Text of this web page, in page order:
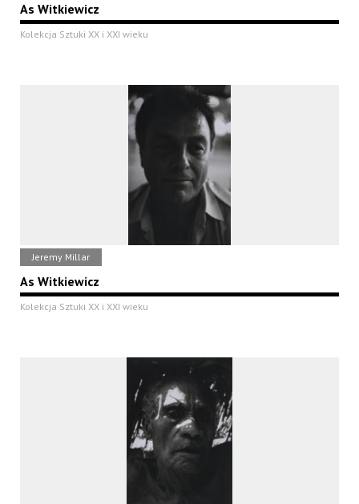
As Witkiewicz
Kolekcja Sztuki XX i XXI wieku
Jeremy Millar
As Witkiewicz
Kolekcja Sztuki XX i XXI wieku